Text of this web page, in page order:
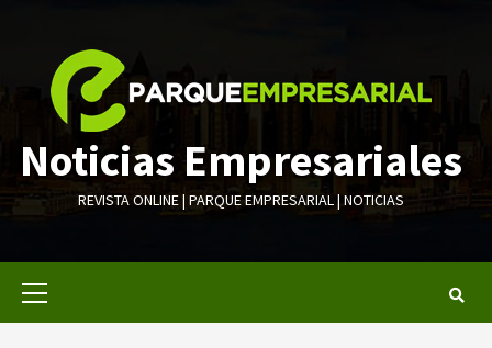
contenido
Noticias Empresariales
REVISTA ONLINE | PARQUE EMPRESARIAL | NOTICIAS